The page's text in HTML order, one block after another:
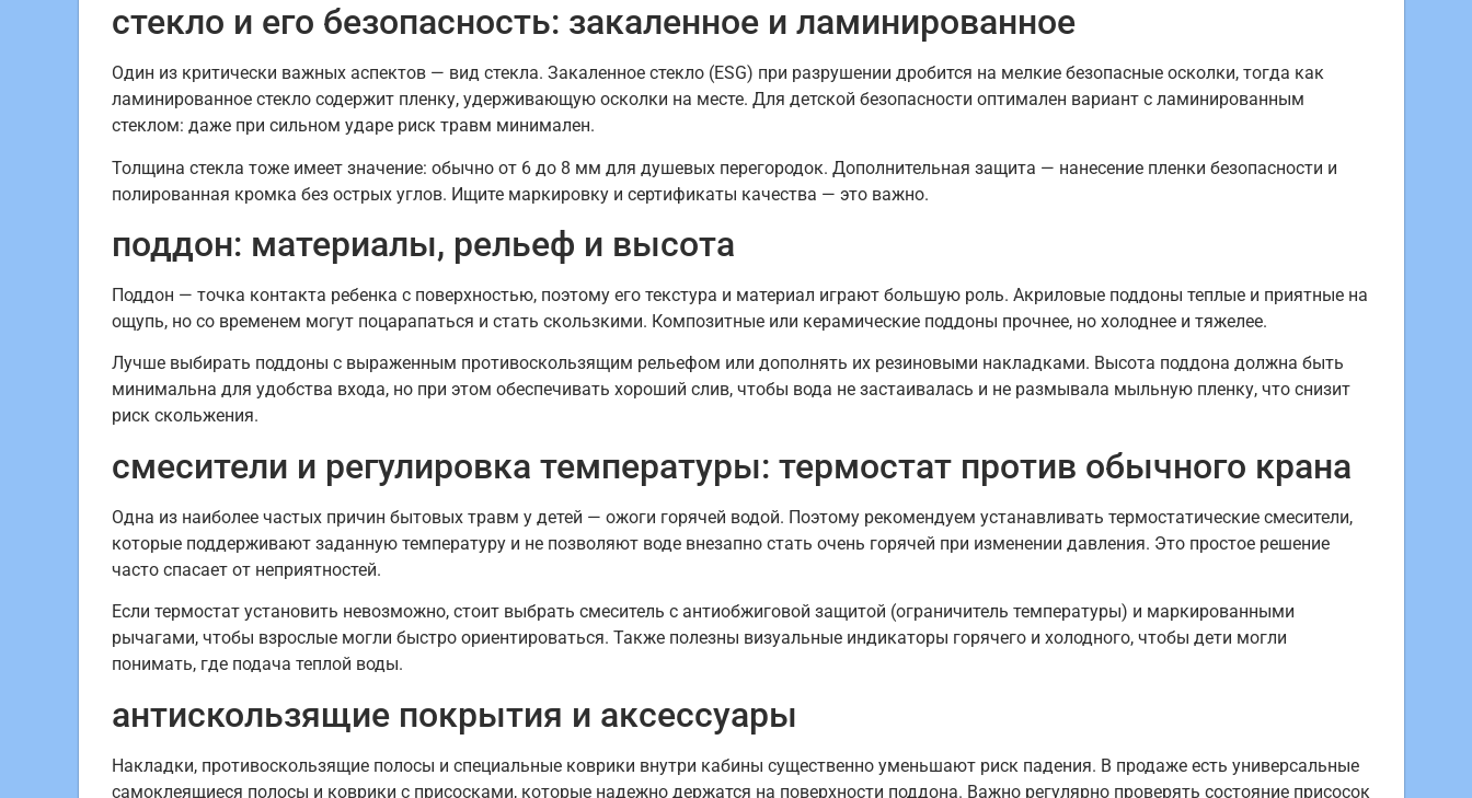
стекло и его безопасность: закаленное и ламинированное
Один из критически важных аспектов — вид стекла. Закаленное стекло (ESG) при разрушении дробится на мелкие безопасные осколки, тогда как
ламинированное стекло содержит пленку, удерживающую осколки на месте. Для детской безопасности оптимален вариант с ламинированным
стеклом: даже при сильном ударе риск травм минимален.
Толщина стекла тоже имеет значение: обычно от 6 до 8 мм для душевых перегородок. Дополнительная защита — нанесение пленки безопасности и
полированная кромка без острых углов. Ищите маркировку и сертификаты качества — это важно.
поддон: материалы, рельеф и высота
Поддон — точка контакта ребенка с поверхностью, поэтому его текстура и материал играют большую роль. Акриловые поддоны теплые и приятные на
ощупь, но со временем могут поцарапаться и стать скользкими. Композитные или керамические поддоны прочнее, но холоднее и тяжелее.
Лучше выбирать поддоны с выраженным противоскользящим рельефом или дополнять их резиновыми накладками. Высота поддона должна быть
минимальна для удобства входа, но при этом обеспечивать хороший слив, чтобы вода не застаивалась и не размывала мыльную пленку, что снизит
риск скольжения.
смесители и регулировка температуры: термостат против обычного крана
Одна из наиболее частых причин бытовых травм у детей — ожоги горячей водой. Поэтому рекомендуем устанавливать термостатические смесители,
которые поддерживают заданную температуру и не позволяют воде внезапно стать очень горячей при изменении давления. Это простое решение
часто спасает от неприятностей.
Если термостат установить невозможно, стоит выбрать смеситель с антиобжиговой защитой (ограничитель температуры) и маркированными
рычагами, чтобы взрослые могли быстро ориентироваться. Также полезны визуальные индикаторы горячего и холодного, чтобы дети могли
понимать, где подача теплой воды.
антискользящие покрытия и аксессуары
Накладки, противоскользящие полосы и специальные коврики внутри кабины существенно уменьшают риск падения. В продаже есть универсальные
самоклеящиеся полосы и коврики с присосками, которые надежно держатся на поверхности поддона. Важно регулярно проверять состояние присосок